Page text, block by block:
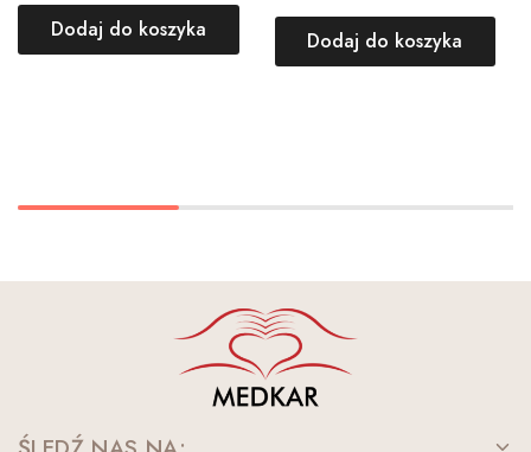
Dodaj do koszyka Dodaj do koszyka